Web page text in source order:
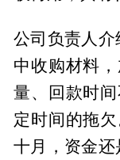
公司负责人介
中收购材料
量、回款时
定时间的拖
十月，资金还